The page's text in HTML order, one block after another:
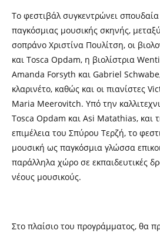
Το φεστιβάλ συγκεντρώνει
παγκόσμιας μουσικής σκηνής,
σοπράνο Χριστίνα Πουλίτση, οι
και Tosca Opdam, η βιολίστρια
Amanda Forsyth και Gabriel
κλαρινέτο, καθώς και οι πιανίστες
Maria Meerovitch. Υπό την
Tosca Opdam και Asi Matathias, και
επιμέλεια του Σπύρου Τερζή, το
μουσική ως παγκόσμια γλώσσα
παράλληλα χώρο σε εκπαιδευτικές
νέους μουσικούς.
Στο πλαίσιο του προγράμματος, θα